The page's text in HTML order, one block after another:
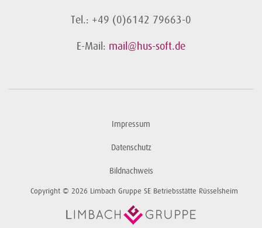
Tel.: +49 (0)6142 79663-0
E-Mail: mail@hus-soft.de
Impressum
Datenschutz
Bildnachweis
Copyright © 2026 Limbach Gruppe SE Betriebsstätte Rüsselsheim